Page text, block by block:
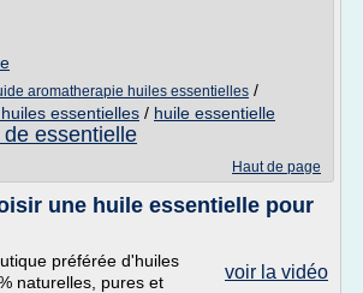
aromatherapie huiles essentielles /
essentielles / huile essentielle
de essentielle
Haut de page
une huile essentielle pour
voir la vidéo
préférée d'huiles
naturelles, pures et